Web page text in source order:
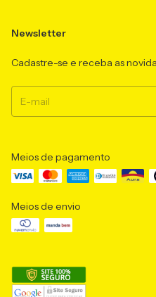
Newsletter
Cadastre-se e receba as
Meios de pagamento
Meios de envio